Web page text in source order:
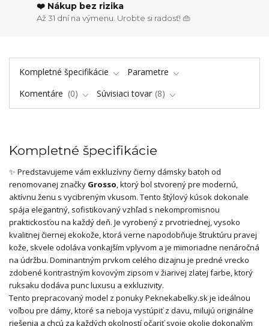
❤️ Nákup bez rizika
Až 31 dní na výmenu. Urobte si radosť! 👜
Kompletné špecifikácie
Parametre
Komentáre
0 Súvisiaci tovar 8
Kompletné špecifikácie
✨ Predstavujeme vám exkluzívny čierny dámsky batoh od
renomovanej značky Grosso, ktorý bol stvorený pre modernú,
aktívnu ženu s vycibreným vkusom. Tento štýlový kúsok dokonale
spája elegantný, sofistikovaný vzhľad s nekompromisnou
praktickosťou na každý deň. Je vyrobený z prvotriednej, vysoko
kvalitnej čiernej ekokože, ktorá verne napodobňuje štruktúru pravej
kože, skvele odoláva vonkajším vplyvom a je mimoriadne nenáročná
na údržbu. Dominantným prvkom celého dizajnu je predné vrecko
zdobené kontrastným kovovým zipsom v žiarivej zlatej farbe, ktorý
ruksaku dodáva punc luxusu a exkluzivity.
Tento prepracovaný model z ponuky Peknekabelky.sk je ideálnou
voľbou pre dámy, ktoré sa neboja vystúpiť z davu, milujú originálne
riešenia a chcú za každých okolností očariť svoje okolie dokonalým